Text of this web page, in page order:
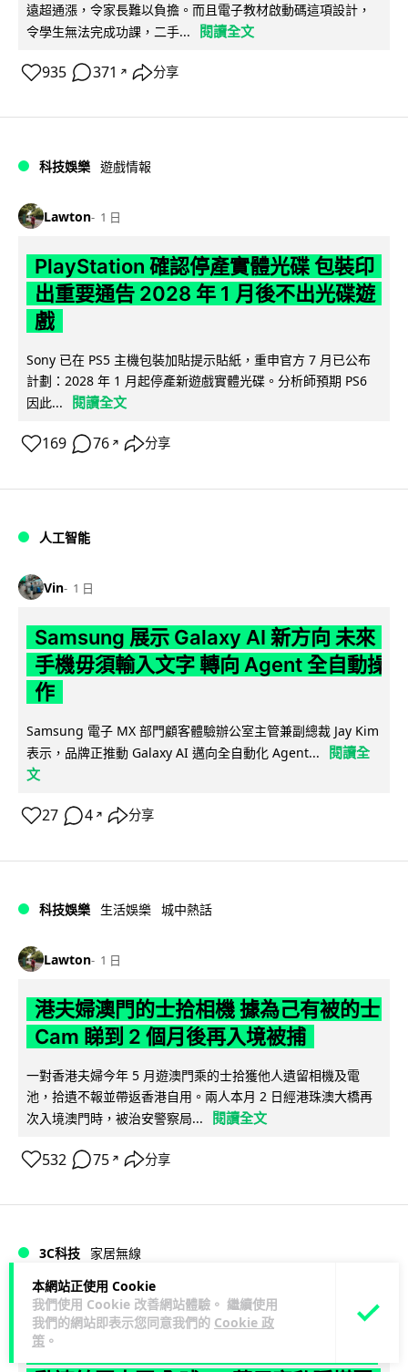
本網站正使用 Cookie
我們使用 Cookie 改善網站體驗。 繼續使用
我們的網站即表示您同意我們的 Cookie 政
策 。
遠超通漲，令家長難以負擔。而且電子教材啟動碼這項設計，
令學生無法完成功課，二手...
閱讀全文
935 371 ↗ 分享
科技娛樂 遊戲情報
Lawton 1 日
PlayStation 確認停產實體光碟 包裝印
出重要通告 2028 年 1 月後不出光碟遊
戲
Sony 已在 PS5 主機包裝加貼提示貼紙，重申官方 7 月已公布
計劃：2028 年 1 月起停產新遊戲實體光碟。分析師預期 PS6
因此...
閱讀全文
169 76 ↗ 分享
人工智能
Vin 1 日
Samsung 展示 Galaxy AI 新方向 未來
手機毋須輸入文字 轉向 Agent 全自動操
作
Samsung 電子 MX 部門顧客體驗辦公室主管兼副總裁 Jay Kim
表示，品牌正推動 Galaxy AI 邁向全自動化 Agent...
閱讀全
文
27 4 ↗ 分享
科技娛樂 生活娛樂 城中熱話
Lawton 1 日
港夫婦澳門的士拾相機 據為己有被的士
Cam 睇到 2 個月後再入境被捕
一對香港夫婦今年 5 月遊澳門乘的士拾獲他人遺留相機及電
池，拾遺不報並帶返香港自用。兩人本月 2 日經港珠澳大橋再
次入境澳門時，被治安警察局...
閱讀全文
532 75 ↗ 分享
3C科技 家居無線
Vin 1 日
逾 20 款平價路由器爆後門 每 35 秒自